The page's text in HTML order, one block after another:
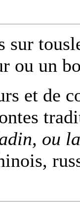
sur
ou un
et de
ou